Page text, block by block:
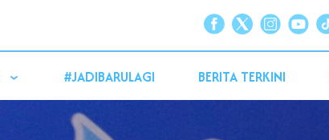
#JADIBARULAGI BERITA TERKINI